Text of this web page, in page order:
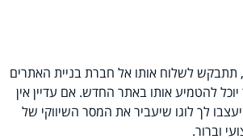
תתבקש לשלוח אותו אל חברת בניית האתרים
להטמיע אותו באתר החדש. אם עדיין אין
לך לוגו שיעביר את המסר השיווקי של
וברור.